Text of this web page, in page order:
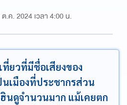
.ค. 2024 เวลา 4:00 น.
ยวที่มีชื่อเสียงของ
เมืองที่ประชากรส่วน
ดูจำนวนมาก แม้เคยตก